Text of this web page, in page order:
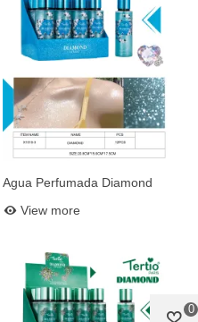
Add to basket
Agua Perfumada Diamond
View more
0